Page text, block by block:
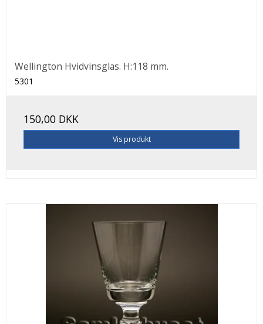
Wellington Hvidvinsglas. H:118 mm.
5301
150,00 DKK
Vis produkt